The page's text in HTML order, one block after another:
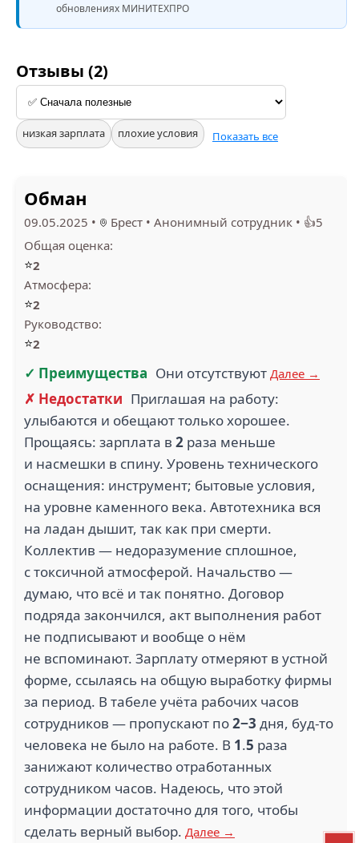
обновлениях МИНИТЕХПРО
Отзывы (2)
низкая зарплата плохие условия Показать все
Обман
09.05.2025 • Брест • Анонимный сотрудник • 👍5
Общая оценка:
⭐2
Атмосфера:
⭐2
Руководство:
⭐2
✓ Преимущества Они отсутствуют Далее →
✗ Недостатки Приглашая на работу:
улыбаются и обещают только хорошее.
Прощаясь: зарплата в 2 раза меньше
и насмешки в спину. Уровень технического
оснащения: инструмент; бытовые условия,
на уровне каменного века. Автотехника вся
на ладан дышит, так как при смерти.
Коллектив — недоразумение сплошное,
с токсичной атмосферой. Начальство —
думаю, что всё и так понятно. Договор
подряда закончился, акт выполнения работ
не подписывают и вообще о нём
не вспоминают. Зарплату отмеряют в устной
форме, ссылаясь на общую выработку фирмы
за период. В табеле учёта рабочих часов
сотрудников — пропускают по2−3 дня, буд-то
человека не было на работе. В 1.5 раза
занижают количество отработанных
сотрудником часов. Надеюсь, что этой
информации достаточно для того, чтобы
сделать верный выбор. Далее →